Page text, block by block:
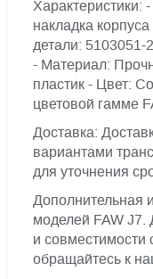
Характеристики:
накладка
детали: 5103051-
- Материал:
пластик - Цвет:
цветовой гамме
Доставка:
вариантами
для уточнения
Дополнительная
моделей FAW J7.
и
обращайтесь к